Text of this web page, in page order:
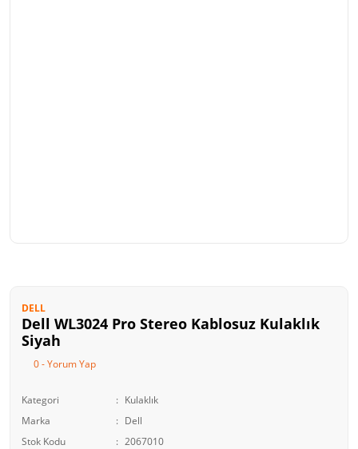
DELL
Dell WL3024 Pro Stereo Kablosuz Kulaklık
Siyah
0 - Yorum Yap
Kategori
Kulaklık
Marka
Dell
Stok Kodu
2067010